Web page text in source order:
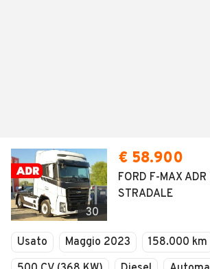
30
€ 58.900
FORD F-MAX ADR
STRADALE
Usato Maggio 2023
158.000 km